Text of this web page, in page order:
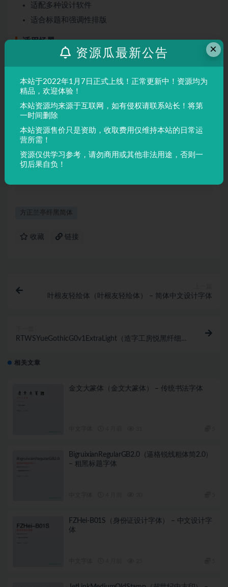
适配多种设计软件
适合标题和强调性排版
适用场景
广告标题
海报设计
品牌VI
展板制作
声明：
布。任何个人或组织，在未征得本站同意时，禁止复制、盗用、
采集、发布本站内容到任何网站、书籍等各类媒体平台。如若本
方正兰亭纤黑简体
收藏 链接
叶根友轻绘体（叶根友轻绘体） – 简体中文设计字体
RTWSYueGothicG0v1ExtraLight（造字工房悦黑纤细
相关文章
金文大篆体（金文大篆体） – 传统书法字体
BigruixianRegularGB2.0（逼格锐线粗体简2.0）
– 粗黑标题字体
FZHei-B01S（身份证设计字体） – 中文设计字
体
×
资源瓜最新公告
本站于2022年1月7日正式上线！正常更新中！资源均为
精品，欢迎体验！
本站资源均来源于互联网，如有侵权请联系站长！将第
一时间删除
本站资源售价只是资助，收取费用仅维持本站的日常运
营所需！
资源仅供学习参考，请勿商用或其他非法用途，否则一
切后果自负！